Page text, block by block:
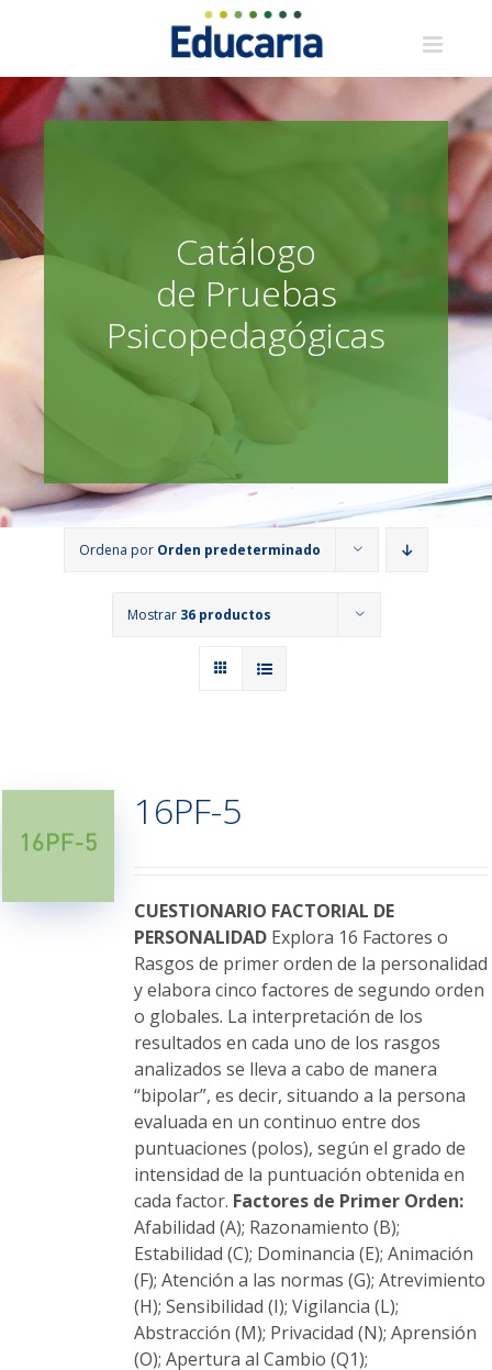
Catálogo
de Pruebas
Psicopedagógicas
Ordena por Orden predeterminado
Mostrar 36 productos
16PF-5
CUESTIONARIO FACTORIAL DE
PERSONALIDADExplora 16 Factores o
Rasgos de primer orden de la personalidad
y elabora cinco factores de segundo orden
o globales. La interpretación de los
resultados en cada uno de los rasgos
analizados se lleva a cabo de manera
“bipolar”, es decir, situando a la persona
evaluada en un continuo entre dos
puntuaciones (polos), según el grado de
intensidad de la puntuación obtenida en
cada factor. Factores de Primer Orden:
Afabilidad (A); Razonamiento (B);
Estabilidad (C); Dominancia (E); Animación
(F); Atención a las normas (G); Atrevimiento
(H); Sensibilidad (I); Vigilancia (L);
Abstracción (M); Privacidad (N); Aprensión
(O); Apertura al Cambio (Q1);